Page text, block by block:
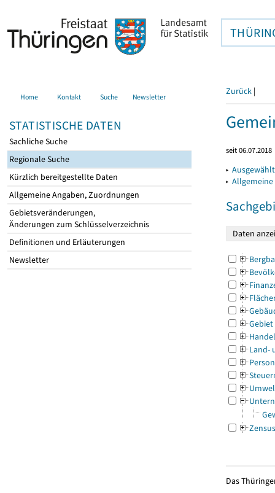
Home Kontakt Suche Newsletter
STATISTISCHE DATEN
Sachliche Suche
Regionale Suche
Kürzlich bereitgestellte Daten
Allgemeine Angaben, Zuordnungen
Gebietsveränderungen,
Änderungen zum Schlüsselverzeichnis
Definitionen und Erläuterungen
Newsletter
Zurück |
seit 06.07.2018
▸
▸
Gebiet
Land-
Zensus
Das